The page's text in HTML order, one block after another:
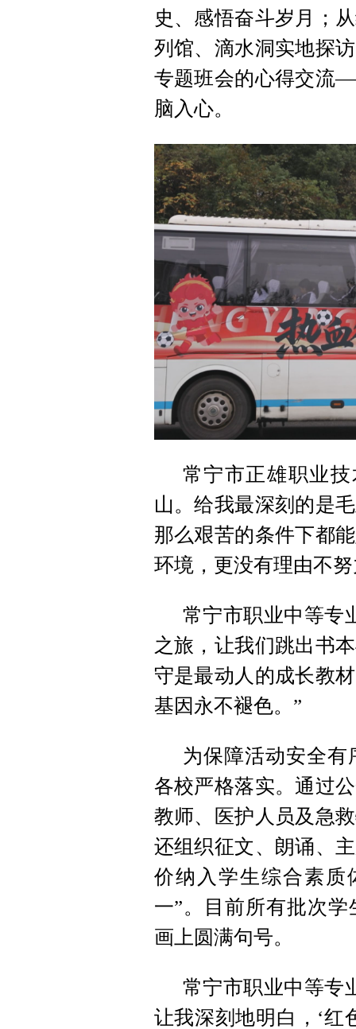
史、感悟奋斗岁月；
列馆、滴水洞实地探
专题班会的心得交流
脑入心。
常宁市正雄职业
山。给我最深刻的是
那么艰苦的条件下都
环境，更没有理由不努
常宁市职业中等专
之旅，让我们跳出书
守是最动人的成长教
基因永不褪色。”
为保障活动安全
各校严格落实。通过
教师、医护人员及急
还组织征文、朗诵、
价纳入学生综合素质
一”。目前所有批次
画上圆满句号。
常宁市职业中等专
让我深刻地明白，‘红